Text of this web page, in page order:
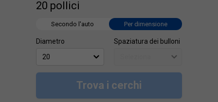
20 pollici
Secondo l'auto Per dimensione
Diametro Spaziatura dei bulloni
Trova i cerchi